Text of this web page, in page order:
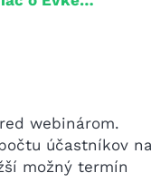
webinárom.
účastníkov
možný termín